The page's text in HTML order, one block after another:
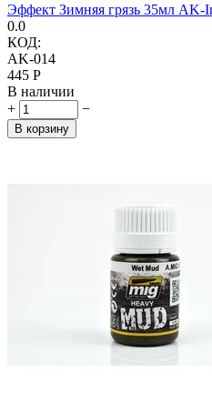
Эффект Зимняя грязь 35мл AK-
0.0
КОД:
AK-014
‍445‍ Р
В наличии
+
−
В корзину